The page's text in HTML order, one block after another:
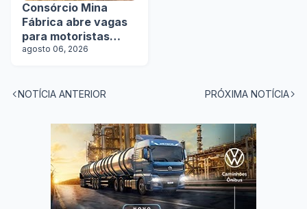
Consórcio Mina
Fábrica abre vagas
para motoristas
categoria D
agosto 06, 2026
NOTÍCIA ANTERIOR PRÓXIMA NOTÍCIA